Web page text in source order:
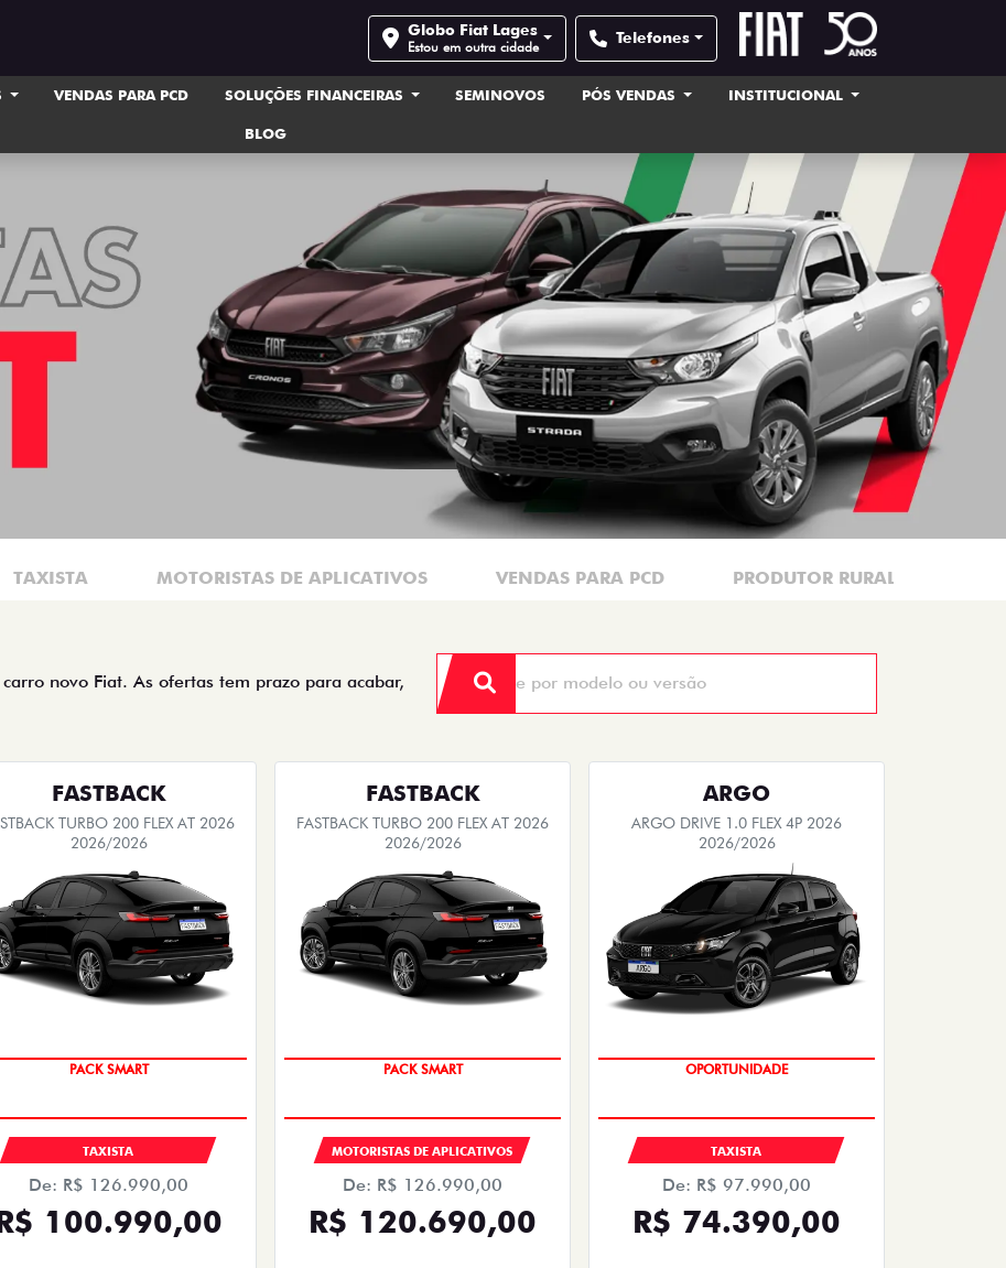
Globo Fiat Lages
Estou em outra cidade Telefones
VENDAS PARA PCD SOLUÇÕES FINANCEIRAS SEMINOVOS PÓS VENDAS INSTITUCIONAL
BLOG
TAXISTA MOTORISTAS DE APLICATIVOS VENDAS PARA PCD PRODUTOR RURAL
novo Fiat. As ofertas tem prazo para acabar,
FASTBACK
TURBO 200 FLEX AT 2026
2026/2026
PACK SMART
TAXISTA
De: R$ 126.990,00
100.990,00
FASTBACK
FASTBACK TURBO 200 FLEX AT 2026
2026/2026
PACK SMART
MOTORISTAS DE APLICATIVOS
De: R$ 126.990,00
R$ 120.690,00
ARGO
ARGO DRIVE 1.0 FLEX 4P 2026
2026/2026
OPORTUNIDADE
TAXISTA
De: R$ 97.990,00
R$ 74.390,00